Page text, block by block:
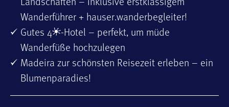
Wanderführer + hauser.wanderbegleiter!
Gutes 4 -Hotel – perfekt, um müde
Wanderfüße hochzulegen
Madeira zur schönsten Reisezeit erleben – ein
Blumenparadies!